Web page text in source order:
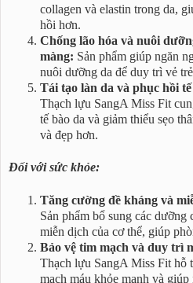
collagen và elastin trong da,
hồi hơn.
Chống lão hóa và nuôi
màng: Sản phẩm giúp ngăn
nuôi dưỡng da để duy trì vẻ
Tái tạo làn da và phục hồi
Thạch lựu SangA Miss Fit
tế bào da và giảm thiểu sẹo
và đẹp hơn.
Đối với sức khỏe:
Tăng cường đề kháng và
Sản phẩm bổ sung các
miễn dịch của cơ thể, giúp
Bảo vệ tim mạch và duy trì
Thạch lựu SangA Miss Fit hỗ
mạch máu khỏe mạnh và